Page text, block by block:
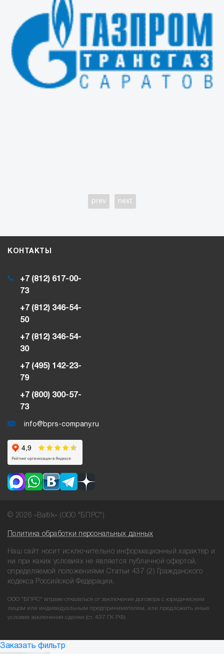
prev next
КОНТАКТЫ
+7 (812) 617-00-
73
+7 (812) 346-54-
50
+7 (812) 346-54-
30
+7 (495) 142-23-
79
+7 (800) 300-57-
73
info@bprs-company.ru
© 2026 «Baltik» (ООО "БПРС")
Политика обработки персональных данных
Наш сайт носит исключительно информационный характер и
ни при
каких условиях не является публичной офертой,
определяемой положениями Статьи 437 (2) Гражданского
кодекса Российской Федерации.
ООО "БПРС" вправе отказаться от заключения договора с юридическим
лицом или индивидуальным предпринимателем, или предложить иные
условия заключения сделки (ст. 437 ГК РФ).
Заказать фильтр